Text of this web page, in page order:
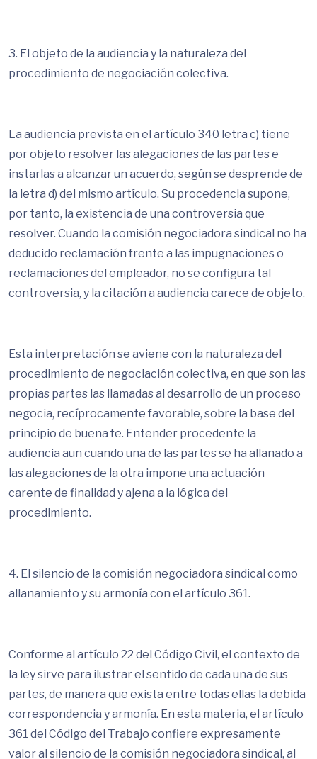
3. El objeto de la audiencia y la naturaleza del
procedimiento de negociación colectiva.
La audiencia prevista en el artículo 340 letra c) tiene
por objeto resolver las alegaciones de las partes e
instarlas a alcanzar un acuerdo, según se desprende de
la letra d) del mismo artículo. Su procedencia supone,
por tanto, la existencia de una controversia que
resolver. Cuando la comisión negociadora sindical no ha
deducido reclamación frente a las impugnaciones o
reclamaciones del empleador, no se configura tal
controversia, y la citación a audiencia carece de objeto.
Esta interpretación se aviene con la naturaleza del
procedimiento de negociación colectiva, en que son las
propias partes las llamadas al desarrollo de un proceso
negocia, recíprocamente favorable, sobre la base del
principio de buena fe. Entender procedente la
audiencia aun cuando una de las partes se ha allanado a
las alegaciones de la otra impone una actuación
carente de finalidad y ajena a la lógica del
procedimiento.
4. El silencio de la comisión negociadora sindical como
allanamiento y su armonía con el artículo 361.
Conforme al artículo 22 del Código Civil, el contexto de
la ley sirve para ilustrar el sentido de cada una de sus
partes, de manera que exista entre todas ellas la debida
correspondencia y armonía. En esta materia, el artículo
361 del Código del Trabajo confiere expresamente
valor al silencio de la comisión negociadora sindical, al